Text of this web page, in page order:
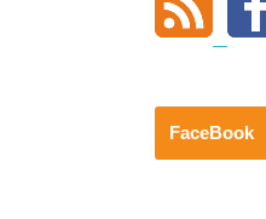
FaceBook